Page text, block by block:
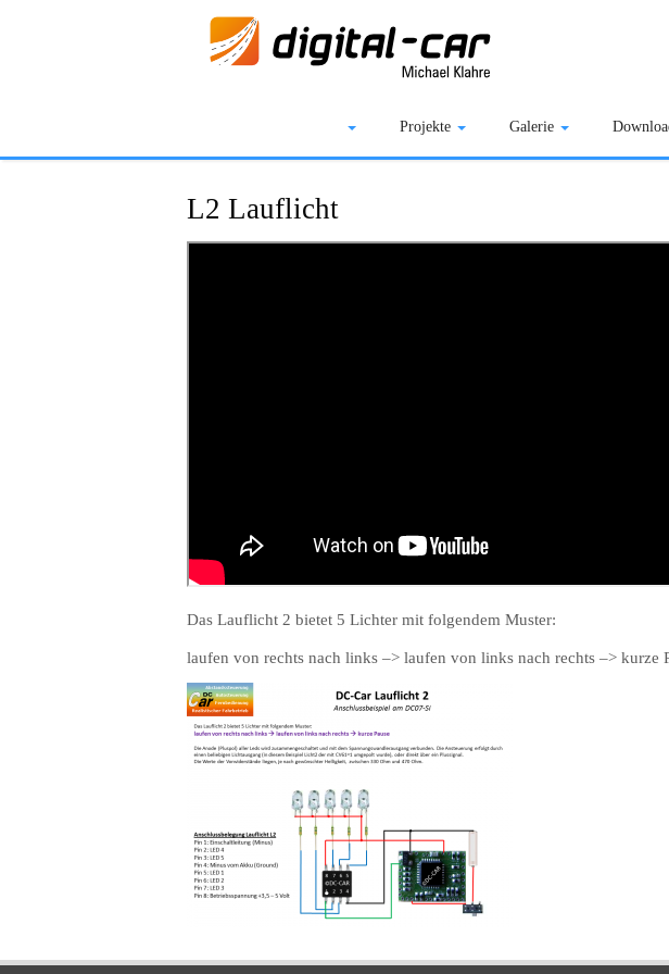
Projekte Galerie
L2 Lauflicht
Das Lauflicht 2 bietet 5 Lichter mit folgendem Muster:
laufen von rechts nach links –> laufen von links nach rechts –> kurze